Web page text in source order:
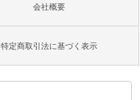
会社概要
特定商取引法に基づく表示